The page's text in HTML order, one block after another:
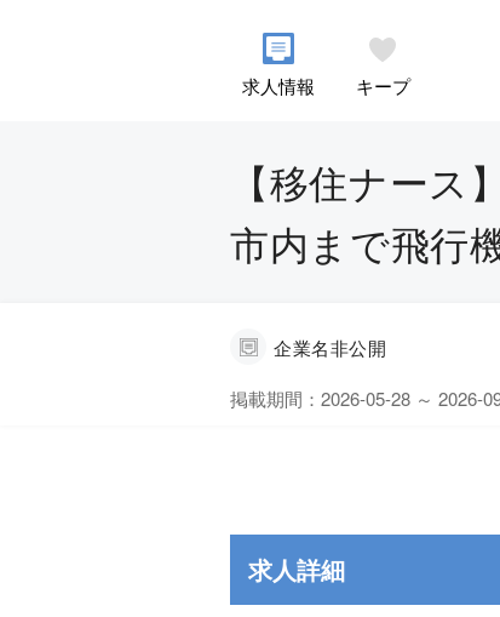
求人情報 キープ
【移住ナー
市内まで飛行
企業名非公開
掲載期間：2026-05-28 ～ 2026-
求人詳細